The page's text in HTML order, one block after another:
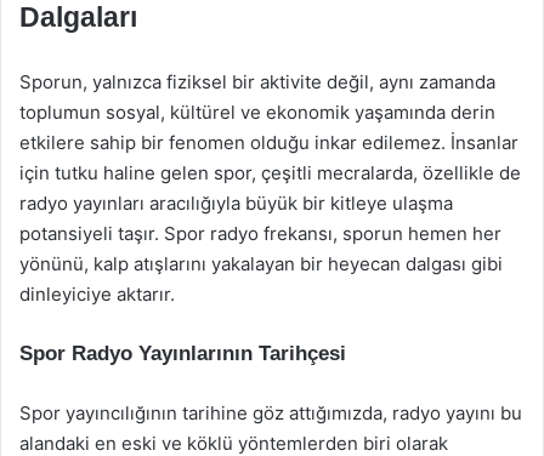
Dalgaları
Sporun, yalnızca fiziksel bir aktivite değil, aynı zamanda
toplumun sosyal, kültürel ve ekonomik yaşamında derin
etkilere sahip bir fenomen olduğu inkar edilemez. İnsanlar
için tutku haline gelen spor, çeşitli mecralarda, özellikle de
radyo yayınları aracılığıyla büyük bir kitleye ulaşma
potansiyeli taşır. Spor radyo frekansı, sporun hemen her
yönünü, kalp atışlarını yakalayan bir heyecan dalgası gibi
dinleyiciye aktarır.
Spor Radyo Yayınlarının Tarihçesi
Spor yayıncılığının tarihine göz attığımızda, radyo yayını bu
alandaki en eski ve köklü yöntemlerden biri olarak